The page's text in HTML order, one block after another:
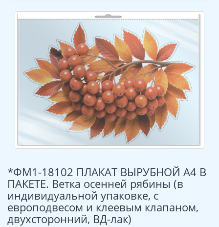
*ФМ1-18102 ПЛАКАТ ВЫРУБНОЙ А4 В
ПАКЕТЕ. Ветка осенней рябины (в
индивидуальной упаковке, с
европодвесом и клеевым клапаном,
двухсторонний, ВД-лак)